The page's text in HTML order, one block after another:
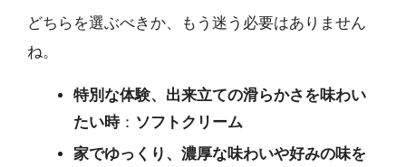
どちらを選ぶべきか、もう迷う必要はありません
ね。
特別な体験、出来立ての滑らかさを味わい
たい時： ソフトクリーム
家でゆっくり、濃厚な味わいや好みの味を